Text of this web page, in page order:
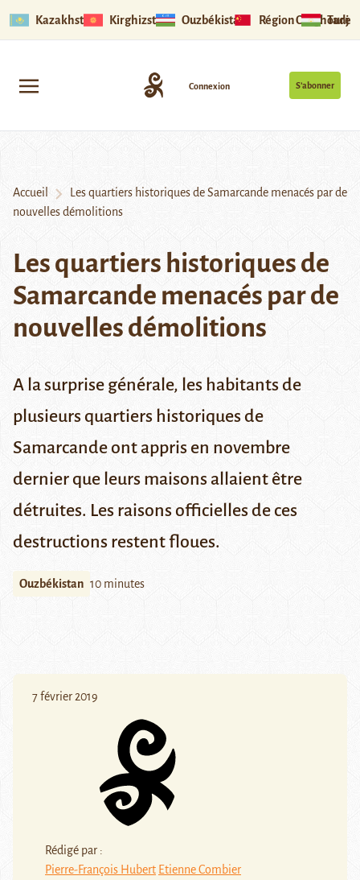
Kazakhstan Kirghizstan Ouzbékistan Région Ouïghoure
S’abonner
Connexion
Accueil
Les quartiers historiques de Samarcande menacés par de
nouvelles démolitions
Les quartiers historiques de
Samarcande menacés par de
nouvelles démolitions
A la surprise générale, les habitants de
plusieurs quartiers historiques de
Samarcande ont appris en novembre
dernier que leurs maisons allaient être
détruites. Les raisons officielles de ces
destructions restent floues.
Ouzbékistan 10 minutes
7 février 2019
Rédigé par :
Pierre-François Hubert Etienne Combier